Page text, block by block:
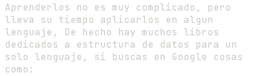
Aprenderlos no es muy complicado, pero
lleva su tiempo aplicarlos en algun
lenguaje, De hecho hay muchos libros
dedicados a estructura de datos para un
solo lenguaje, si buscas en Google cosas
como: